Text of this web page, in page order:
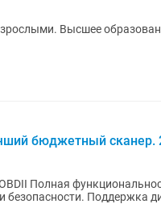
Высшее
бюджетный сканер.
Полная
безопасности. Поддержка